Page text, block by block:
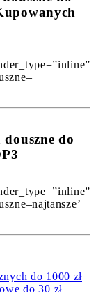
do
do 1000 zł
do 30 zł